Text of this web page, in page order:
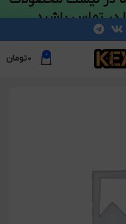
0 ۰تومان
در تماس باشید